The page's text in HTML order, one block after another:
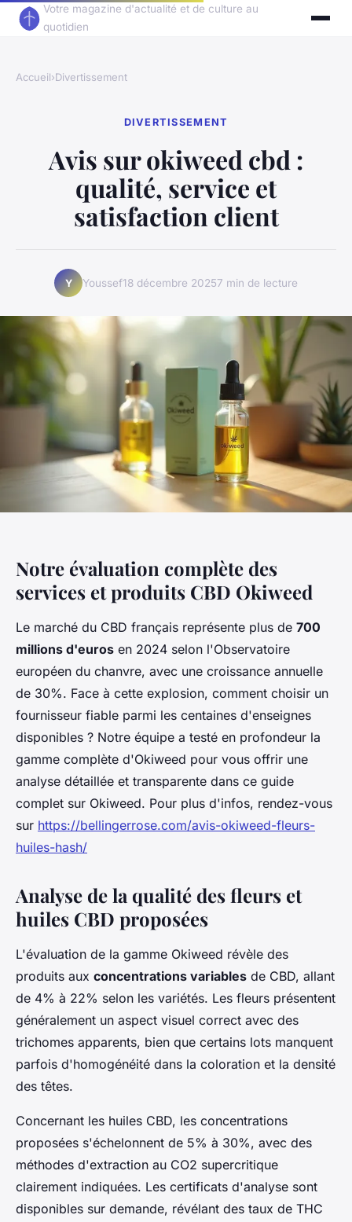
Votre magazine d'actualité et de culture au
quotidien
Accueil›Divertissement
DIVERTISSEMENT
Avis sur okiweed cbd :
qualité, service et
satisfaction client
Y Youssef18 décembre 20257 min de lecture
Notre évaluation complète des
services et produits CBD Okiweed
Le marché du CBD français représente plus de 700
millions d'euros en 2024 selon l'Observatoire
européen du chanvre, avec une croissance annuelle
de 30%. Face à cette explosion, comment choisir un
fournisseur fiable parmi les centaines d'enseignes
disponibles ? Notre équipe a testé en profondeur la
gamme complète d'Okiweed pour vous offrir une
analyse détaillée et transparente dans ce guide
complet sur Okiweed. Pour plus d'infos, rendez-vous
sur https://bellingerrose.com/avis-okiweed-fleurs-
huiles-hash/
Analyse de la qualité des fleurs et
huiles CBD proposées
L'évaluation de la gamme Okiweed révèle des
produits aux concentrations variables de CBD, allant
de 4% à 22% selon les variétés. Les fleurs présentent
généralement un aspect visuel correct avec des
trichomes apparents, bien que certains lots manquent
parfois d'homogénéité dans la coloration et la densité
des têtes.
Concernant les huiles CBD, les concentrations
proposées s'échelonnent de 5% à 30%, avec des
méthodes d'extraction au CO2 supercritique
clairement indiquées. Les certificats d'analyse sont
disponibles sur demande, révélant des taux de THC